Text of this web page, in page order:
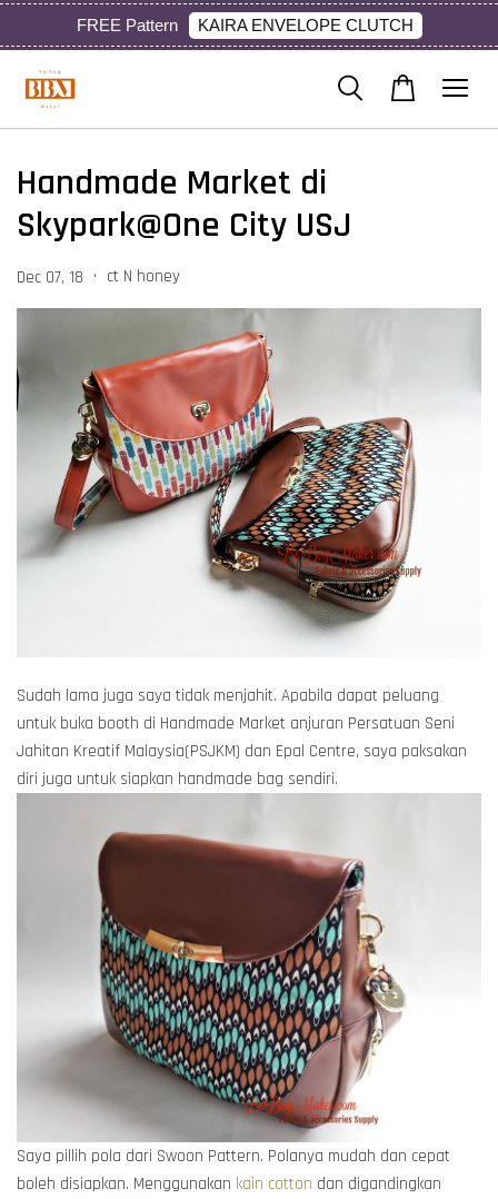
FREE Pattern KAIRA ENVELOPE CLUTCH
Handmade Market di
Skypark@One City USJ
Dec 07, 18 • ct N honey
Sudah lama juga saya tidak menjahit. Apabila dapat peluang
untuk buka booth di Handmade Market anjuran Persatuan Seni
Jahitan Kreatif Malaysia(PSJKM) dan Epal Centre, saya paksakan
diri juga untuk siapkan handmade bag sendiri.
Saya pillih pola dari Swoon Pattern. Polanya mudah dan cepat
boleh disiapkan. Menggunakan kain cotton dan digandingkan